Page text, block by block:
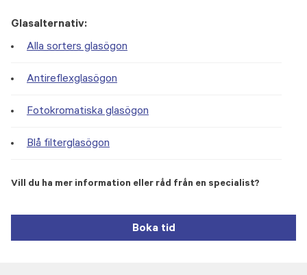
Glasalternativ:
Alla sorters glasögon
Antireflexglasögon
Fotokromatiska glasögon
Blå filterglasögon
Vill du ha mer information eller råd från en specialist?
Boka tid